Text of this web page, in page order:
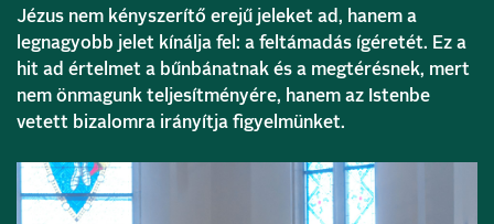
Jézus nem kényszerítő erejű jeleket ad, hanem a
legnagyobb jelet kínálja fel: a feltámadás ígéretét. Ez a
hit ad értelmet a bűnbánatnak és a megtérésnek, mert
nem önmagunk teljesítményére, hanem az Istenbe
vetett bizalomra irányítja figyelmünket.